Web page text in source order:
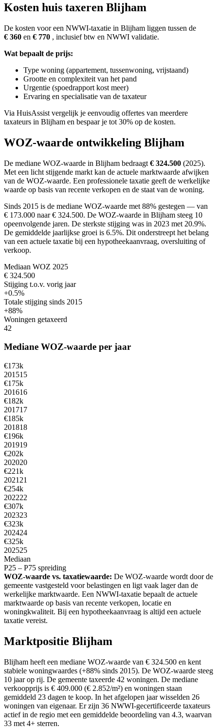
Kosten huis taxeren Blijham
De kosten voor een NWWI-taxatie in Blijham liggen tussen de
€ 360 en € 770 , inclusief btw en NWWI validatie.
Wat bepaalt de prijs:
Type woning (appartement, tussenwoning, vrijstaand)
Grootte en complexiteit van het pand
Urgentie (spoedrapport kost meer)
Ervaring en specialisatie van de taxateur
Via HuisAssist vergelijk je eenvoudig offertes van meerdere
taxateurs in Blijham en bespaar je tot 30% op de kosten.
WOZ-waarde ontwikkeling Blijham
De mediane WOZ-waarde in Blijham bedraagt € 324.500 (2025).
Met een licht stijgende markt kan de actuele marktwaarde afwijken
van de WOZ-waarde. Een professionele taxatie geeft de werkelijke
waarde op basis van recente verkopen en de staat van de woning.
Sinds 2015 is de mediane WOZ-waarde met 88% gestegen — van
€ 173.000 naar € 324.500. De WOZ-waarde in Blijham steeg 10
opeenvolgende jaren. De sterkste stijging was in 2023 met 20.9%.
De gemiddelde jaarlijkse groei is 6.5%. Dit onderstreept het belang
van een actuele taxatie bij een hypotheekaanvraag, oversluiting of
verkoop.
Mediaan WOZ 2025
€ 324.500
Stijging t.o.v. vorig jaar
+0.5%
Totale stijging sinds 2015
+88%
Woningen getaxeerd
42
Mediane WOZ-waarde per jaar
€173k
201515
€175k
201616
€182k
201717
€185k
201818
€196k
201919
€202k
202020
€221k
2021 21
€254k
202222
€307k
202323
€323k
202424
€325k
202525
Mediaan
P25 – P75 spreiding
WOZ-waarde vs. taxatiewaarde: De WOZ-waarde wordt door de
gemeente vastgesteld voor belastingen en ligt vaak lager dan de
werkelijke marktwaarde. Een NWWI-taxatie bepaalt de actuele
marktwaarde op basis van recente verkopen, locatie en
woningkwaliteit. Bij een hypotheekaanvraag is altijd een actuele
taxatie vereist.
Marktpositie Blijham
Blijham heeft een mediane WOZ-waarde van € 324.500 en kent
stabiele woningwaardes (+88% sinds 2015). De WOZ-waarde steeg
10 jaar op rij. De gemeente taxeerde 42 woningen. De mediane
verkoopprijs is € 409.000 (€ 2.852/m²) en woningen staan
gemiddeld 23 dagen te koop. In het afgelopen jaar wisselden 26
woningen van eigenaar. Er zijn 36 NWWI-gecertificeerde taxateurs
actief in de regio met een gemiddelde beoordeling van 4.3, waarvan
33 met 4+ sterren.